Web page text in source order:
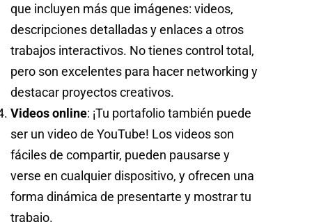
que incluyen más que imágenes: videos,
descripciones detalladas y enlaces a otros
trabajos interactivos. No tienes control total,
pero son excelentes para hacer networking y
destacar proyectos creativos.
Videos online: ¡Tu portafolio también puede
ser un video de YouTube! Los videos son
fáciles de compartir, pueden pausarse y
verse en cualquier dispositivo, y ofrecen una
forma dinámica de presentarte y mostrar tu
trabajo.